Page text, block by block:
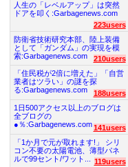
人生の「レベルアップ」は突然
ドアを叩く:Garbagenews.com
223users
防衛省技術研究本部、陸上装備
として「ガンダム」の実現を模
索:Garbagenews.com
210users
「住民税が2倍に増えた」「自営
業者はツラい」の謎を探
る:Garbagenews.com
188users
1日500アクセス以上のブログは
全ブログの
●％:Garbagenews.com 141users
「1か月で元が取れます!」 シリ
コン不要の太陽電池、薄型パネ
ルで99セント/ワット...
119users